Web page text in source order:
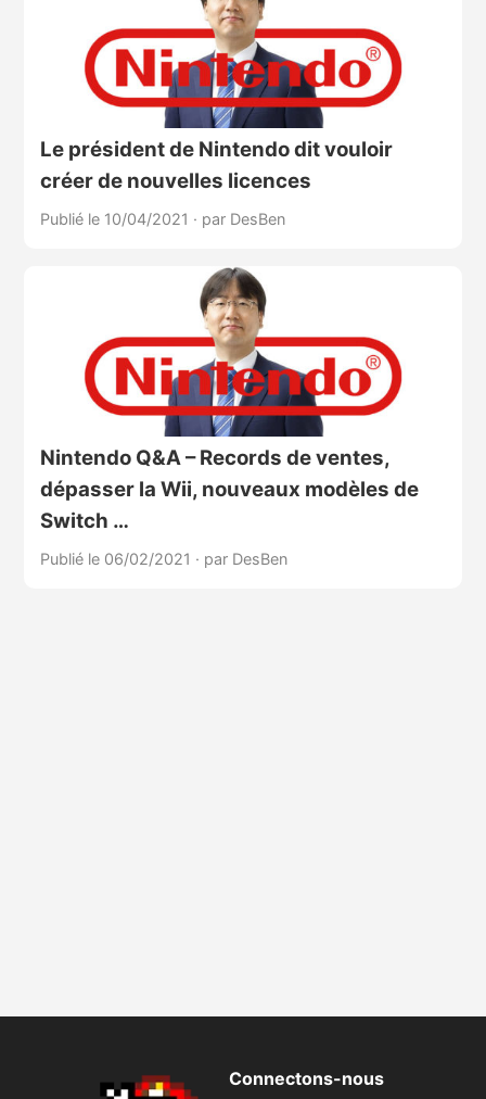
Le président de Nintendo dit vouloir
créer de nouvelles licences
Publié le 10/04/2021 · par DesBen
Nintendo Q&A – Records de ventes,
dépasser la Wii, nouveaux modèles de
Switch …
Publié le 06/02/2021 · par DesBen
Connectons-nous